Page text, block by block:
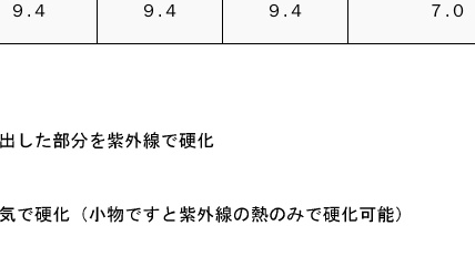
９.４ ９.４ ９.４ ７.０